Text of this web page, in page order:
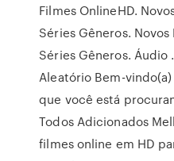
Filmes OnlineHD.
Séries Gêneros.
Séries Gêneros.
Aleatório Bem-
que você está
Todos Adicionados
filmes online em HD